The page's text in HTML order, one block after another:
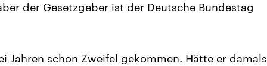
der Gesetzgeber ist der Deutsche Bundestag
Jahren schon Zweifel gekommen. Hätte er damals